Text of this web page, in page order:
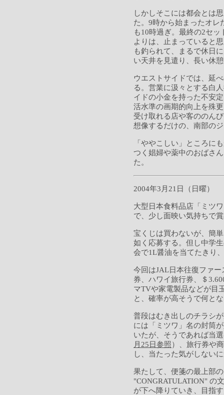
しかしそこには都会とは
た。9時から始まったオレ
も10時過ぎ。最終の2セ
よりは、止まっていると
も釣られて、まるで休日
い天井を見遣り、長い休
ウエストサイドでは、延
る。営業に汲々とする白
イドの小金を持った不安
活水準の画期的向上を殊
受け取れる店や客ののん
想像するだけの、南部の
「ややこしい」ところに
つく娼婦や薬中のおばさ
た。
2004年3月21日（日曜）
大型日本食料品店「ミツ
で、少し面映い気持ちで
宝くじは買わないが、簡
如く応募する。但し中学
会で1L醤油を当てたきり
今回はJAL日本往復ファ
券、ハワイ旅行券、＄
マTVや家電製品などが目
と、確率が高そうで何と
普段はむき出しのチラシ
には「ミツワ」名の封筒
いたが、そうであれば当
月25日参照）、旅行券や
し、当たった気がしない
果たして、便箋の最上部
"CONGRATULATION" の
が下へ降りていき、目指